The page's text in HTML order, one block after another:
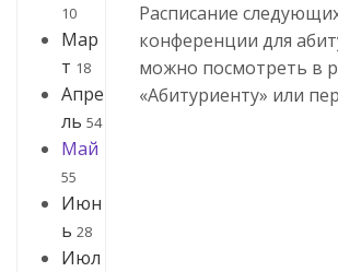
10
Мар
т 18
Апре
ль 54
Май
55
Июн
ь 28
Июл
Расписание
конференции для
можно посмотреть в
«Абитуриенту» или